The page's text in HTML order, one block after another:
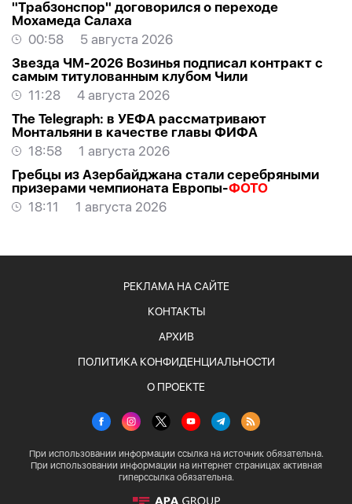
"Трабзонспор" договорился о переходе
Мохамеда Салаха
00:58
5 августа 2026
Звезда ЧМ-2026 Возинья подписал контракт с
самым титулованным клубом Чили
11:28
4 августа 2026
The Telegraph: в УЕФА рассматривают
Монтальяни в качестве главы ФИФА
18:58
1 августа 2026
Гребцы из Азербайджана стали серебряными
призерами чемпионата Европы-ФОТО
18:11
1 августа 2026
РЕКЛАМА НА САЙТЕ
КОНТАКТЫ
АРХИВ
ПОЛИТИКА КОНФИДЕНЦИАЛЬНОСТИ
О ПРОЕКТЕ
При использовании информации ссылка на источник обязательна.
При использовании информации на интернет страницах активная
гиперссылка обязательна.